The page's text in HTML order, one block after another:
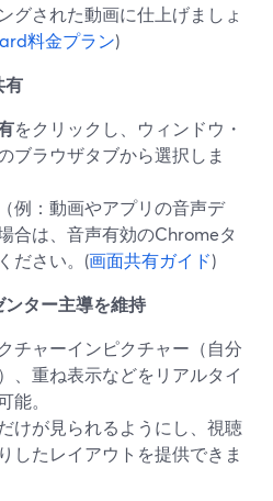
グされた動画に仕上げましょ
料金プラン)
有
をクリックし、ウィンドウ・
ブラウザタブから選択しま
例：動画やアプリの音声デ
合は、音声有効のChromeタ
ださい。(画面共有ガイド)
ター主導を維持
チャーインピクチャー（自分
、重ね表示などをリアルタイ
能。
けが見られるようにし、視聴
したレイアウトを提供できま